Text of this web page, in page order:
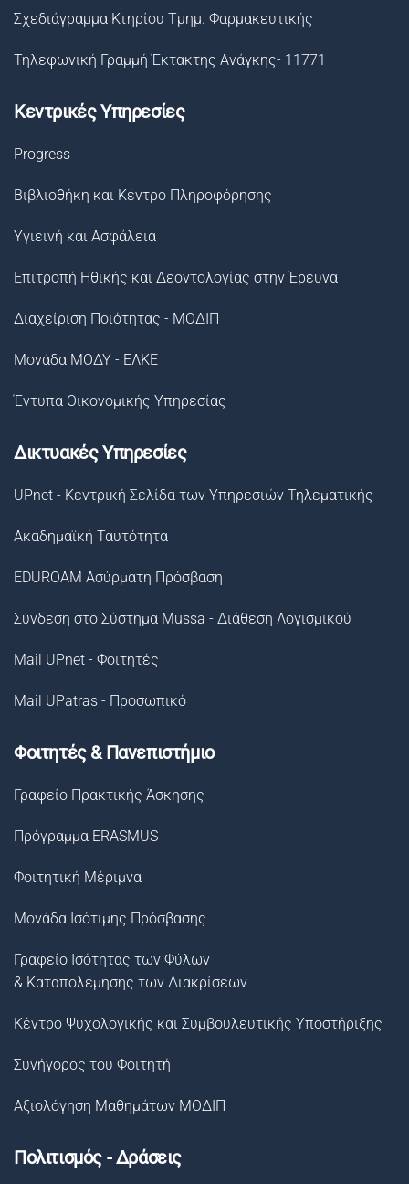
Σχεδιάγραμμα Κτηρίου Τμημ. Φαρμακευτικής
Τηλεφωνική Γραμμή Έκτακτης Ανάγκης- 11771
Κεντρικές Υπηρεσίες
Progress
Βιβλιοθήκη και Κέντρο Πληροφόρησης
Υγιεινή και Ασφάλεια
Επιτροπή Ηθικής και Δεοντολογίας στην Έρευνα
Διαχείριση Ποιότητας - ΜΟΔΙΠ
Μονάδα ΜΟΔΥ - ΕΛΚΕ
Έντυπα Οικονομικής Υπηρεσίας
Δικτυακές Υπηρεσίες
UPnet - Κεντρική Σελίδα των Υπηρεσιών Τηλεματικής
Ακαδημαϊκή Ταυτότητα
EDUROAM Ασύρματη Πρόσβαση
Σύνδεση στο Σύστημα Μussa - Διάθεση Λογισμικού
Mail UPnet - Φοιτητές
Mail UPatras - Προσωπικό
Φοιτητές & Πανεπιστήμιο
Γραφείο Πρακτικής Άσκησης
Πρόγραμμα ERASMUS
Φοιτητική Μέριμνα
Μονάδα Ισότιμης Πρόσβασης
Γραφείο Ισότητας των Φύλων
& Καταπολέμησης των Διακρίσεων
Κέντρο Ψυχολογικής και Συμβουλευτικής Υποστήριξης
Συνήγορος του Φοιτητή
Αξιολόγηση Μαθημάτων ΜΟΔΙΠ
Πολιτισμός - Δράσεις